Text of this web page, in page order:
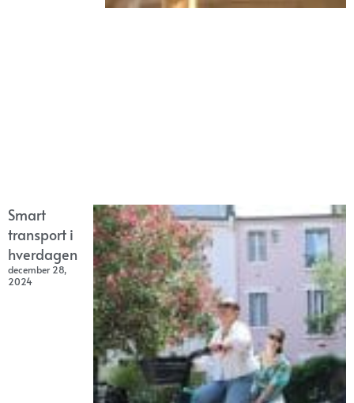
Smart
transport i
hverdagen
december 28,
2024